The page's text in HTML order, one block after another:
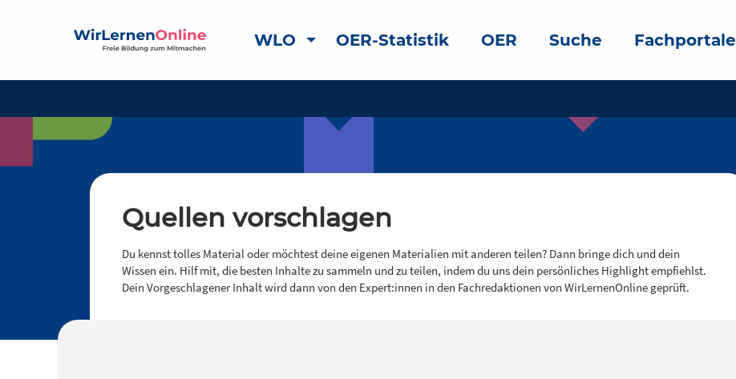
WLO OER-Statistik OER Suche Fachportale
Quellen vorschlagen
Du kennst tolles Material oder möchtest deine eigenen Materialien mit anderen teilen? Dann bringe dich und dein
Wissen ein. Hilf mit, die besten Inhalte zu sammeln und zu teilen, indem du uns dein persönliches Highlight empfiehlst.
Dein Vorgeschlagener Inhalt wird dann von den Expert:innen in den Fachredaktionen von WirLernenOnline geprüft.